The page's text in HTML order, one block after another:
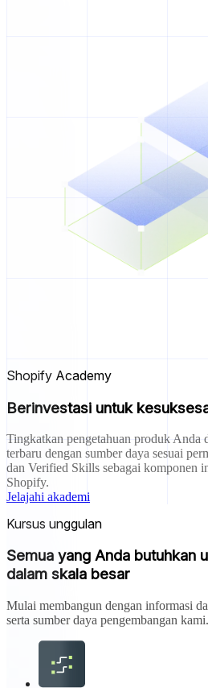
Shopify Academy
Berinvestasi untuk
Tingkatkan pengetahuan produk Anda
terbaru dengan sumber daya sesuai
dan Verified Skills sebagai komponen
Shopify.
Jelajahi akademi
Kursus unggulan
Semua yang Anda butuhkan
dalam skala besar
Mulai membangun dengan informasi
serta sumber daya pengembangan kami.